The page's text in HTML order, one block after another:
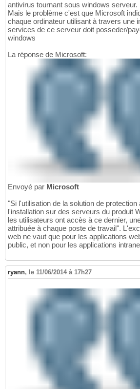
antivirus tournant sous windows serveur.
Mais le problème c'est que Microsoft
chaque ordinateur utilisant à travers une
services de ce serveur doit posseder/
windows
La réponse de Microsoft:
Envoyé par Microsoft
"Si l'utilisation de la solution de protection
l'installation sur des serveurs du produit
les utilisateurs ont accès à ce dernier,
attribuée à chaque poste de travail".
web ne vaut que pour les applications
public, et non pour les applications
ryann, le 11/06/2014 à 17h27